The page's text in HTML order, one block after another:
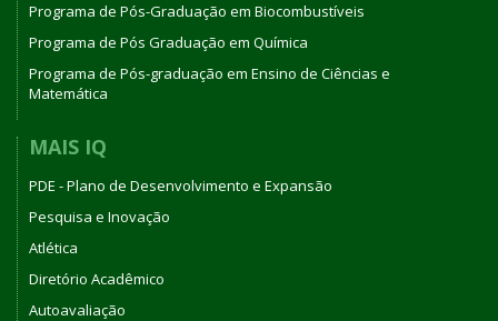
Programa de Pós-Graduação em Biocombustíveis
Programa de Pós Graduação em Química
Programa de Pós-graduação em Ensino de Ciências e
Matemática
MAIS IQ
PDE - Plano de Desenvolvimento e Expansão
Pesquisa e Inovação
Atlética
Diretório Acadêmico
Autoavaliação